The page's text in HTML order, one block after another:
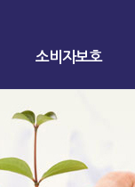
소비자보호